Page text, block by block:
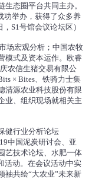
态圈平台共同主办。
功举办，获得了众多养
S1号馆会议论坛区）
场宏观分析；中国农牧
模式及资本运作。欧睿
农信生猪交易有限公
× Bites、铁骑力士集
清源农业科技股份有限
业、组织现场就相关主
健行业分析论坛
中国泥炭研讨会、亚
艺技术论坛、水肥一体
活动。在会议活动中实
袖共绘“大农业”未来新